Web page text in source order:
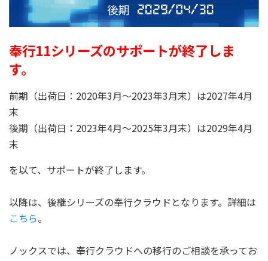
奉行11シリーズのサポートが終了しま
す。
前期（出荷日： 2020年3月～2023年3月末）は2027年4月
末
後期（出荷日： 2023年4月～2025年3月末）は2029年4月
末
を以て、サポートが終了します。
以降は、後継シリーズの奉行クラウドとなります。詳細は
こちら。
ノックスでは、奉行クラウドへの移行のご相談を承ってお